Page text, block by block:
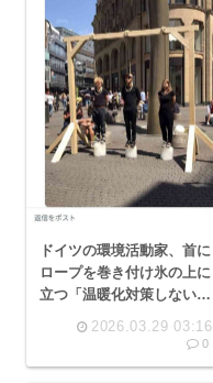
ドイツの環境活動家、首に
ロープを巻き付け氷の上に
立つ「温暖化対策しないと
2026.03.29 03:16
0